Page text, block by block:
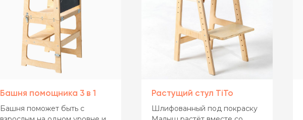
Башня помощника 3 в 1
Башня поможет быть с
Растущий стул TiTo
Шлифованный под покраску